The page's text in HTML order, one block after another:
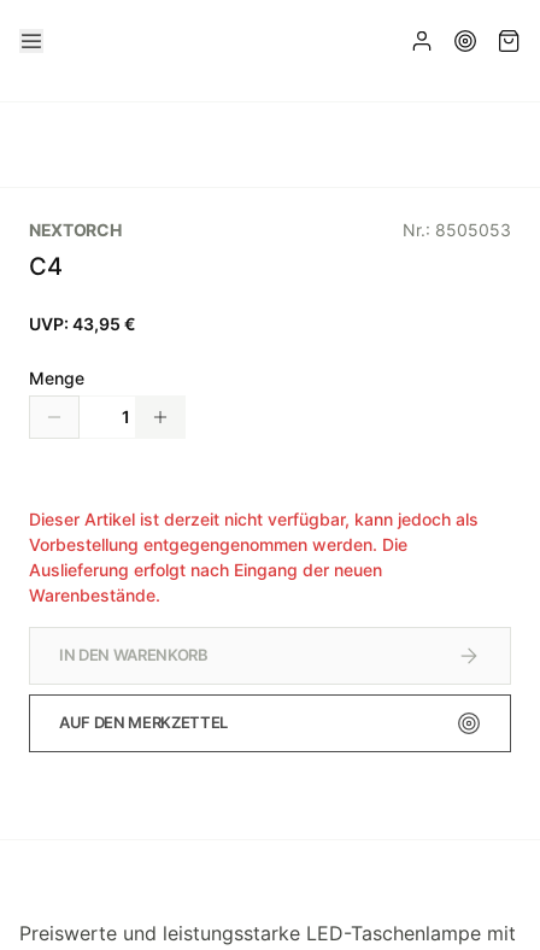
NEXTORCH Nr.: 8505053
C4
UVP: 43,95 €
Menge
Dieser Artikel ist derzeit nicht verfügbar, kann jedoch als
Vorbestellung entgegengenommen werden. Die
Auslieferung erfolgt nach Eingang der neuen
Warenbestände.
IN DEN WARENKORB
AUF DEN MERKZETTEL
Preiswerte und leistungsstarke LED-Taschenlampe mit